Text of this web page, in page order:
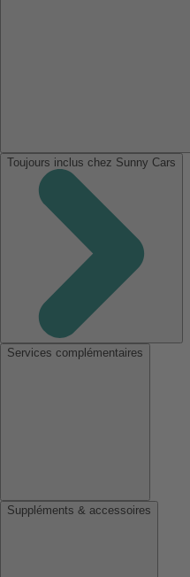
Toujours inclus chez Sunny Cars
Services complémentaires
Suppléments & accessoires